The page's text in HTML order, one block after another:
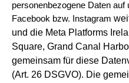
personenbezogene Daten
Facebook bzw. Instagram
und die Meta Platforms
Square, Grand Canal
gemeinsam für diese
(Art. 26 DSGVO). Die